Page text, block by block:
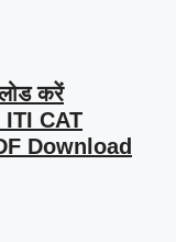
करें
ITI CAT
Download